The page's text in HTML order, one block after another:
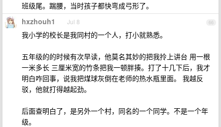
班级尾。踹腰，当时孩子都快弯成弓形了。
66
hxzhouh1 Jul 8
我小学的校长是我同村的一个人，打小就熟悉。
五年级的的时候有次早读，他莫名其妙的把我拎上讲台 用一根
一米多长 三厘米宽的竹条把我一顿胖揍。打了十几下后，我才
明白咋回事，说我把煤球灰倒在老师的热水瓶里面。 我越反
驳，他就打得越起劲。
后面查明白了，是另外一个村，同名的一个同学。不是一个年
级。